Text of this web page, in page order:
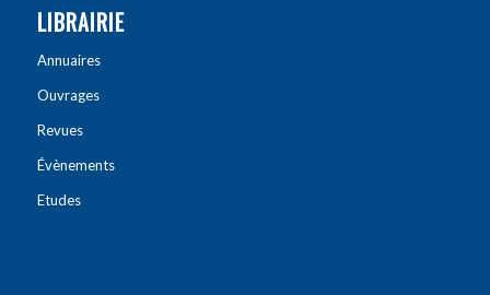
LIBRAIRIE
Annuaires
Ouvrages
Revues
Évènements
Etudes